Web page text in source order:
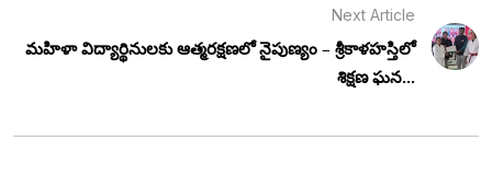
Next Article
మహిళా విద్యార్థినులకు ఆత్మరక్షణలో నైపుణ్యం – శ్రీకాళహస్తిలో
శిక్షణ ఘన...